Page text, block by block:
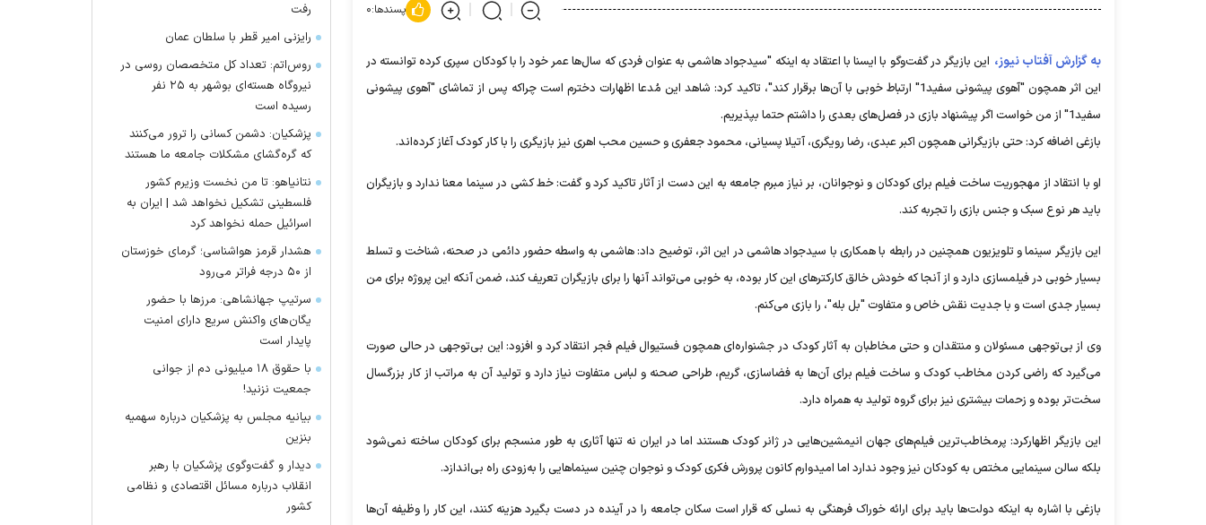
پسندها:۰
به گزارش آفتاب نیوز، این بازیگر در گفت‌وگو با ایسنا با اعتقاد به اینکه "سیدجواد هاشمی به عنوان فردی که سال‌ها عمر خود را با کودکان سپری کرده توانسته در
این اثر همچون "آهوی پیشونی سفید1" ارتباط خوبی با آن‌ها برقرار کند"، تاکید کرد: شاهد این مُدعا اظهارات دخترم است چراکه پس از تماشای "آهوی پیشونی
سفید1" از من خواست اگر پیشنهاد بازی در فصل‌های بعدی را داشتم حتما بپذیریم.
بازغی اضافه کرد: حتی بازیگرانی همچون اکبر عبدی، رضا رویگری، آتیلا پسیانی، محمود جعفری و حسین محب اهری نیز بازیگری را با کار کودک آغاز کرده‌اند.
او با انتقاد از مهجوریت ساخت فیلم برای کودکان و نوجوانان، بر نیاز مبرم جامعه به این دست از آثار تاکید کرد و گفت: خط کشی در سینما معنا ندارد و بازیگران
باید هر نوع سبک و جنس بازی را تجربه کند.
این بازیگر سینما و تلویزیون همچنین در رابطه با همکاری با سیدجواد هاشمی در این اثر، توضیح داد: هاشمی به واسطه حضور دائمی در صحنه، شناخت و تسلط
بسیار خوبی در فیلمسازی دارد و از آنجا که خودش خالق کارکترهای این کار بوده، به خوبی می‌تواند آنها را برای بازیگران تعریف کند، ضمن آنکه این پروژه برای من
بسیار جدی است و با جدیت نقش خاص و متفاوت "بل بله"، را بازی می‌کنم.
وی از بی‌توجهی مسئولان و منتقدان و حتی مخاطبان به آثار کودک در جشنواره‌ای همچون فستیوال فیلم فجر انتقاد کرد و افزود: این بی‌توجهی در حالی صورت
می‌گیرد که راضی کردن مخاطب کودک و ساخت فیلم برای آن‌ها به فضاسازی، گریم، طراحی صحنه و لباس متفاوت نیاز دارد و تولید آن به مراتب از کار بزرگسال
سخت‌تر بوده و زحمات بیشتری نیز برای گروه تولید به همراه دارد.
این بازیگر اظهارکرد: پرمخاطب‌ترین فیلم‌های جهان انیمشین‌هایی در ژانر کودک هستند اما در ایران نه تنها آثاری به طور منسجم برای کودکان ساخته نمی‌شود
بلکه سالن سینمایی مختص به کودکان نیز وجود ندارد اما امیدوارم کانون پرورش فکری کودک و نوجوان چنین سینماهایی را به‌زودی راه بی‌اندازد.
بازغی با اشاره به اینکه دولت‌ها باید برای ارائه خوراک فرهنگی به نسلی که قرار است سکان جامعه را در آینده در دست بگیرد هزینه کنند، این کار را وظیفه آن‌ها
رفت
رایزنی امیر قطر با سلطان عمان
روس‌اتم: تعداد کل متخصصان روسی در
نیروگاه هسته‌ای بوشهر به ۲۵ نفر
رسیده است
پزشکیان: دشمن کسانی را ترور می‌کنند
که گره‌گشای مشکلات جامعه ما هستند
نتانیاهو: تا من نخست وزیرم کشور
فلسطینی تشکیل نخواهد شد | ایران به
اسرائیل حمله نخواهد کرد
هشدار قرمز هواشناسی؛ گرمای خوزستان
از ۵۰ درجه فراتر می‌رود
سرتیپ جهانشاهی: مرز‌ها با حضور
یگان‌های واکنش سریع دارای امنیت
پایدار است
با حقوق ۱۸ میلیونی دم از جوانی
جمعیت نزنید!
بیانیه مجلس به پزشکیان درباره سهمیه
بنزین
دیدار و گفت‌وگوی پزشکیان با رهبر
انقلاب درباره مسائل اقتصادی و نظامی
کشور